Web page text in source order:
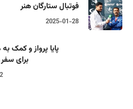
فوتبال ستارگان هنر
2025-01-28
پایا پرواز و کمک
برای سفر